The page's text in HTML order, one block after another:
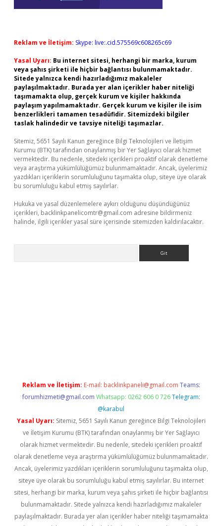
Reklam ve İletişim: Skype: live:.cid.575569c608265c69
Yasal Uyarı: Bu internet sitesi, herhangi bir marka, kurum
veya şahıs şirketi ile hiçbir bağlantısı bulunmamaktadır.
Sitede yalnızca kendi hazırladığımız makaleler
paylaşılmaktadır. Burada yer alan içerikler haber niteliği
taşımamakta olup, gerçek kurum ve kişiler hakkında
paylaşım yapılmamaktadır. Gerçek kurum ve kişiler ile isim
benzerlikleri tamamen tesadüfidir. Sitemizdeki bilgiler
taslak halindedir ve tavsiye niteliği taşımazlar.
Sitemiz, 5651 Sayılı Kanun gereğince Bilgi Teknolojileri ve İletişim
Kurumu (BTK) tarafından onaylanmış bir Yer Sağlayıcı olarak hizmet
vermektedir. Bu nedenle, sitedeki içerikleri proaktif olarak denetleme
veya araştırma yükümlülüğümüz bulunmamaktadır. Ancak, üyelerimiz
yazdıkları içeriklerin sorumluluğunu taşımakta olup, siteye üye olarak
bu sorumluluğu kabul etmiş sayılırlar.
Hukuka ve yasal düzenlemelere aykırı olduğunu düşündüğünüz
içerikleri, backlinkpanelicomtr@gmail.com adresine bildirmeniz
halinde, ilgili içerikler yasal süre içerisinde sitemizden kaldırılacaktır.
Reklam ve İletişim: E-mail: backlinkpaneli@gmail.com Teams:
forumhizmeti@gmail.com Whatsapp: 0262 606 0 726 Telegram:
@karabul
Yasal Uyarı: Sitemiz, 5651 Sayılı Kanun gereğince Bilgi Teknolojileri
ve İletişim Kurumu (BTK) tarafından onaylanmış bir Yer Sağlayıcı
olarak hizmet vermektedir. Bu nedenle, sitedeki içerikleri proaktif
olarak denetleme veya araştırma yükümlülüğümüz bulunmamaktadır.
Ancak, üyelerimiz yazdıkları içeriklerin sorumluluğunu taşımakta olup,
siteye üye olarak bu sorumluluğu kabul etmiş sayılırlar. Bu internet
sitesi, herhangi bir marka, kurum veya şahıs şirketi ile hiçbir bağlantısı
bulunmamaktadır. Sitede yalnızca kendi hazırladığımız makaleler
paylaşılmaktadır. Burada yer alan içerikler haber niteliği taşımamakta